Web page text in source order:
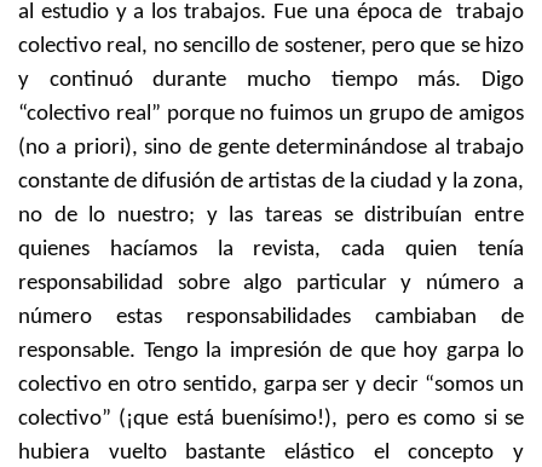
al estudio y a los trabajos. Fue una época de trabajo
colectivo real, no sencillo de sostener, pero que se hizo
y continuó durante mucho tiempo más. Digo
“colectivo real” porque no fuimos un grupo de amigos
(no a priori), sino de gente determinándose al trabajo
constante de difusión de artistas de la ciudad y la zona,
no de lo nuestro; y las tareas se distribuían entre
quienes hacíamos la revista, cada quien tenía
responsabilidad sobre algo particular y número a
número estas responsabilidades cambiaban de
responsable. Tengo la impresión de que hoy garpa lo
colectivo en otro sentido, garpa ser y decir “somos un
colectivo” (¡que está buenísimo!), pero es como si se
hubiera vuelto bastante elástico el concepto y